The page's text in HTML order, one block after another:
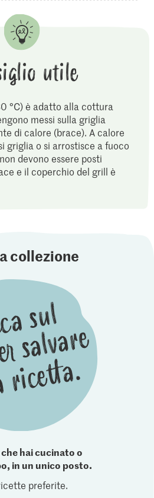
utile
°C) è adatto alla cottura
messi sulla griglia
di calore (brace). A calore
griglia o si arrostisce a fuoco
devono essere posti
e il coperchio del grill è
collezione
hai cucinato o
in un unico posto.
preferite.